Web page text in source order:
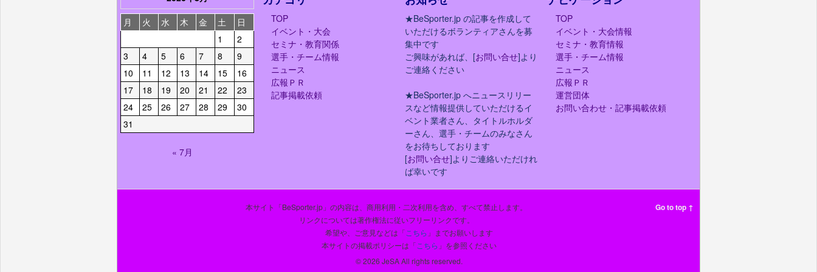
月
火 水 木 金 土
日
1
2
3
4 5 6 7 8
9
10
11 12 13 14 15
16
17
18 19 20 21 22
23
24
25 26 27 28 29
30
31
« 7月
TOP
イベント・大会
セミナ・教育関係
選手・チーム情報
ニュース
広報ＰＲ
記事掲載依頼
★BeSporter.jp の記事を作成して
いただけるボランティアさんを募
集中です
ご興味があれば、[お問い合せ]より
ご連絡ください
★BeSporter.jp へニュースリリー
スなど情報提供していただけるイ
ベント業者さん、タイトルホルダ
ーさん、選手・チームのみなさん
をお待ちしております
[お問い合せ]よりご連絡いただけれ
ば幸いです
TOP
イベント・大会情報
セミナ・教育情報
選手・チーム情報
ニュース
広報ＰＲ
運営団体
お問い合わせ・記事掲載依頼
Go to top ↑
本サイト「BeSporter.jp」の内容は、商用利用・二次利用を含め、すべて禁止します。
リンクについては著作権法に従いフリーリンクです。
希望や、ご意見などは「 こちら 」までお願いします
本サイトの掲載ポリシーは「 こちら 」を参照ください
© 2026 JeSA All rights reserved.